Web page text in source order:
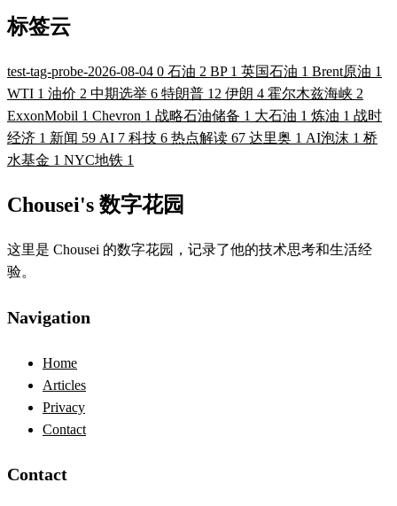
标签云
test-tag-probe-2026-08-04 0 石油 2 BP 1 英国石油 1 Brent原油 1
WTI 1 油价 2 中期选举 6 特朗普 12 伊朗 4 霍尔木兹海峡 2
ExxonMobil 1 Chevron 1 战略石油储备 1 大石油 1 炼油 1 战时
经济 1 新闻 59 AI 7 科技 6 热点解读 67 达里奥 1 AI泡沫 1 桥
水基金 1 NYC地铁 1
Chousei's 数字花园
这里是 Chousei 的数字花园，记录了他的技术思考和生活经
验。
Navigation
Home
Articles
Privacy
Contact
Contact